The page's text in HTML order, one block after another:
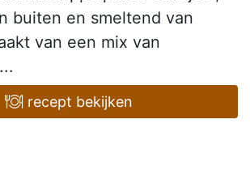
buiten en smeltend van
van een mix van
recept bekijken